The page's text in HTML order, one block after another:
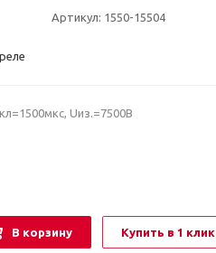
Артикул: 1550-15504
Uиз.=7500В
В корзину Купить в 1 клик